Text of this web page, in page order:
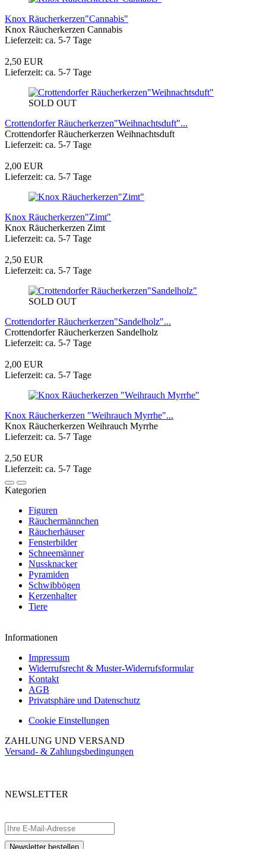
Knox Räucherkerzen"Cannabis"
Knox Räucherkerzen Cannabis
Lieferzeit: ca. 5-7 Tage
2,50 EUR
Lieferzeit: ca. 5-7 Tage
SOLD OUT
Crottendorfer Räucherkerzen"Weihnachtsduft"...
Crottendorfer Räucherkerzen Weihnachtsduft
Lieferzeit: ca. 5-7 Tage
2,00 EUR
Lieferzeit: ca. 5-7 Tage
Knox Räucherkerzen"Zimt"
Knox Räucherkerzen Zimt
Lieferzeit: ca. 5-7 Tage
2,50 EUR
Lieferzeit: ca. 5-7 Tage
SOLD OUT
Crottendorfer Räucherkerzen"Sandelholz"...
Crottendorfer Räucherkerzen Sandelholz
Lieferzeit: ca. 5-7 Tage
2,00 EUR
Lieferzeit: ca. 5-7 Tage
Knox Räucherkerzen "Weihrauch Myrrhe"...
Knox Räucherkerzen Weihrauch Myrrhe
Lieferzeit: ca. 5-7 Tage
2,50 EUR
Lieferzeit: ca. 5-7 Tage
Kategorien
Figuren
Räuchermännchen
Räucherhäuser
Fensterbilder
Schneemänner
Nussknacker
Pyramiden
Schwibbögen
Kerzenhalter
Tiere
Informationen
Impressum
Widerrufsrecht & Muster-Widerrufsformular
Kontakt
AGB
Privatsphäre und Datenschutz
Cookie Einstellungen
ZAHLUNG UND VERSAND
Versand- & Zahlungsbedingungen
NEWSLETTER